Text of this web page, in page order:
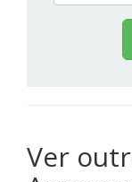
Ver